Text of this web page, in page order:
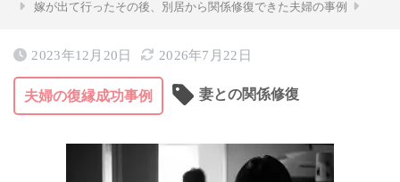
嫁が出て行ったその後、別居から関係修復できた夫婦の事例
2023年12月20日 2026年7月22日
夫婦の復縁成功事例 妻との関係修復